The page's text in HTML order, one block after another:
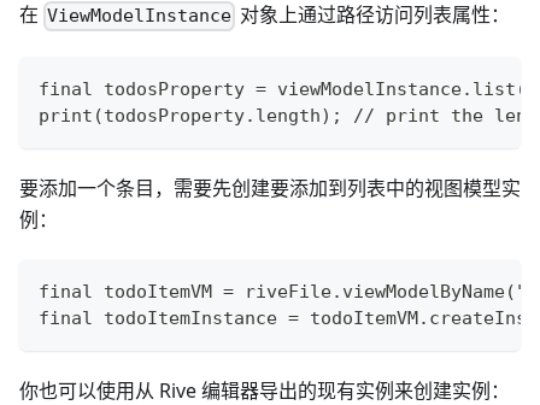
在 ViewModelInstance 对象上通过路径访问列表属性：
final todosProperty =
print(todosProperty.length); // print the
要添加一个条目，需要先创建要添加到列表中的视图模型实
例：
final todoItemVM =
final todoItemInstance =
你也可以使用从 Rive 编辑器导出的现有实例来创建实例：